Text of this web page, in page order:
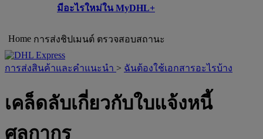
มีอะไรใหม่ใน MyDHL+
Home การส่งชิปเมนต์ ตรวจสอบสถานะ
การส่งสินค้าและคำแนะนำ > ฉันต้องใช้เอกสารอะไรบ้าง
เคล็ดลับเกี่ยวกับใบแจ้งหนี้
ศุลกากร